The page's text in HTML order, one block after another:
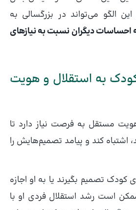
این الگو می‌تواند در بزرگسالی به
احساسات دیگران نسبت به نیازهای
به استقلال و هویت
مستقل به فرصت نیاز دارد تا
اشتباه کند و پیامد تصمیم‌هایش را
کودک تصمیم بگیرند یا به او اجازه
است رشد استقلال فردی او با